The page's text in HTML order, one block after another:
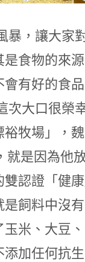
暴，讓大家
是食物的來
會有好的食
次大口很榮
裕牧場」，
就是因為他
認證「健康
是飼料中沒
玉米、大豆
添加任何抗